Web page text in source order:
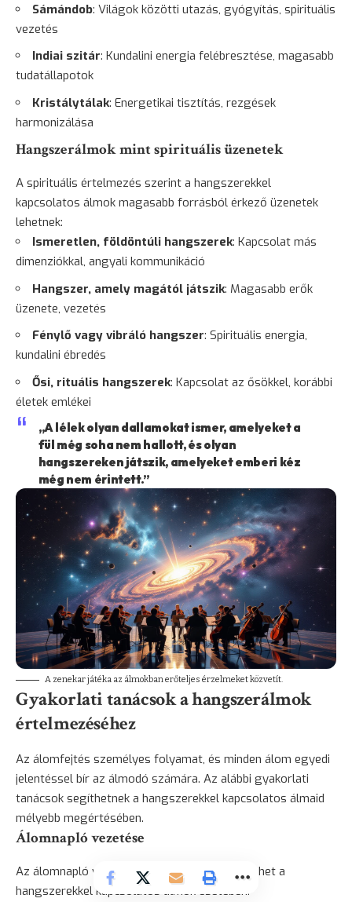
Sámándob: Világok közötti utazás, gyógyítás, spirituális
vezetés
Indiai szitár: Kundalini energia felébresztése, magasabb
tudatállapotok
Kristálytálak: Energetikai tisztítás, rezgések
harmonizálása
Hangszerálmok mint spirituális üzenetek
A spirituális értelmezés szerint a hangszerekkel
kapcsolatos álmok magasabb forrásból érkező üzenetek
lehetnek:
Ismeretlen, földöntúli hangszerek: Kapcsolat más
dimenziókkal, angyali kommunikáció
Hangszer, amely magától játszik: Magasabb erők
üzenete, vezetés
Fénylő vagy vibráló hangszer: Spirituális energia,
kundalini ébredés
Ősi, rituális hangszerek: Kapcsolat az ősökkel, korábbi
életek emlékei
„A lélek olyan dallamokat ismer, amelyeket a
fül még soha nem hallott, és olyan
hangszereken játszik, amelyeket emberi kéz
még nem érintett.”
A zenekar játéka az álmokban erőteljes érzelmeket közvetít.
Gyakorlati tanácsok a hangszerálmok
értelmezéséhez
Az álomfejtés személyes folyamat, és minden álom egyedi
jelentéssel bír az álmodó számára. Az alábbi gyakorlati
tanácsok segíthetnek a hangszerekkel kapcsolatos álmaid
mélyebb megértésében.
Álomnapló vezetése
Az álomnapló vezetése különösen hasznos lehet a
hangszerekkel kapcsolatos álmok esetében: